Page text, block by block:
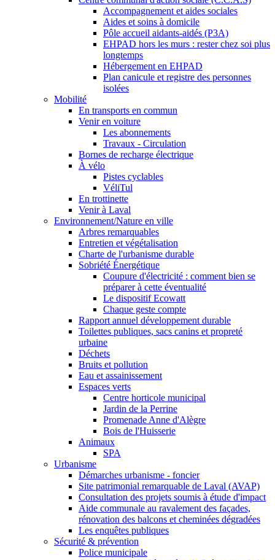
Accompagnement et aides sociales
Aides et soins à domicile
Pôle accueil aidants-aidés (P3A)
EHPAD hors les murs : rester chez soi plus
longtemps
Hébergement en EHPAD
Plan canicule et registre des personnes
isolées
Mobilité
En transports en commun
Venir en voiture
Les abonnements
Travaux - Circulation
Bornes de recharge électrique
À vélo
Pistes cyclables
VéliTul
En trottinette
Venir à Laval
Environnement/Nature en ville
Arbres remarquables
Entretien et végétalisation
Charte de l'urbanisme durable
Sobriété Énergétique
Coupure d'électricité : comment bien se
préparer à cette éventualité
Le dispositif Ecowatt
Chaque geste compte
Rapport annuel développement durable
Toilettes publiques, sacs canins et propreté
urbaine
Déchets
Bruits et pollution
Eau et assainissement
Espaces verts
Centre horticole municipal
Jardin de la Perrine
Promenade Anne d'Alègre
Bois de l'Huisserie
Animaux
SPA
Urbanisme
Démarches urbanisme - foncier
Site patrimonial remarquable de Laval (AVAP)
Consultation des projets soumis à étude d'impact
Aide communale au ravalement des façades,
rénovation des balcons et cheminées dégradées
Les enquêtes publiques
Sécurité & prévention
Police municipale